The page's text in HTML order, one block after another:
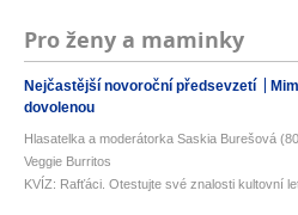
Pro ženy a maminky
Nejčastější novoroční předsevzetí
dovolenou
Hlasatelka a moderátorka Saskia Burešová
Veggie Burritos
KVÍZ: Rafťáci. Otestujte své znalosti kultovní